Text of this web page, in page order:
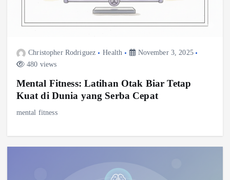
Christopher Rodriguez Health
November 3, 2025
480 views
Mental Fitness: Latihan Otak Biar Tetap
Kuat di Dunia yang Serba Cepat
mental fitness